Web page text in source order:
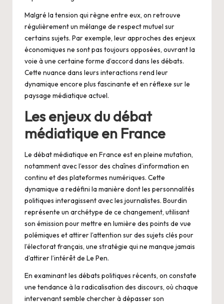
Malgré la tension qui règne entre eux, on retrouve
régulièrement un mélange de respect mutuel sur
certains sujets. Par exemple, leur approches des enjeux
économiques ne sont pas toujours opposées, ouvrant la
voie à une certaine forme d’accord dans les débats.
Cette nuance dans leurs interactions rend leur
dynamique encore plus fascinante et en réflexe sur le
paysage médiatique actuel.
Les enjeux du débat
médiatique en France
Le débat médiatique en France est en pleine mutation,
notamment avec l’essor des chaînes d’information en
continu et des plateformes numériques. Cette
dynamique a redéfini la manière dont les personnalités
politiques interagissent avec les journalistes. Bourdin
représente un archétype de ce changement, utilisant
son émission pour mettre en lumière des points de vue
polémiques et attirer l’attention sur des sujets clés pour
l’électorat français, une stratégie qui ne manque jamais
d’attirer l’intérêt de Le Pen.
En examinant les débats politiques récents, on constate
une tendance à la radicalisation des discours, où chaque
intervenant semble chercher à dépasser son